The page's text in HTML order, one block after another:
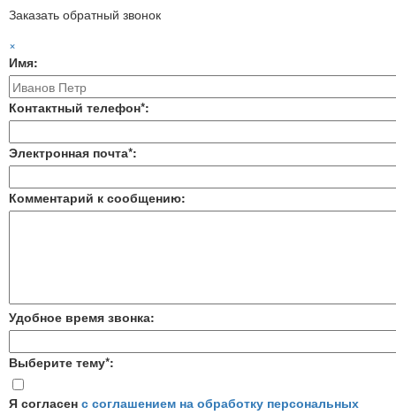
Заказать обратный звонок
×
Имя:
Контактный телефон*:
Электронная почта*:
Комментарий к сообщению:
Удобное время звонка:
Выберите тему*:
Я согласен с соглашением на обработку персональных